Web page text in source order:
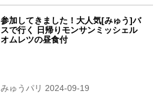
参加してきました！大人気[みゅう]バ
スで行く 日帰りモンサンミッシェル
オムレツの昼食付
みゅうパリ 2024-09-19